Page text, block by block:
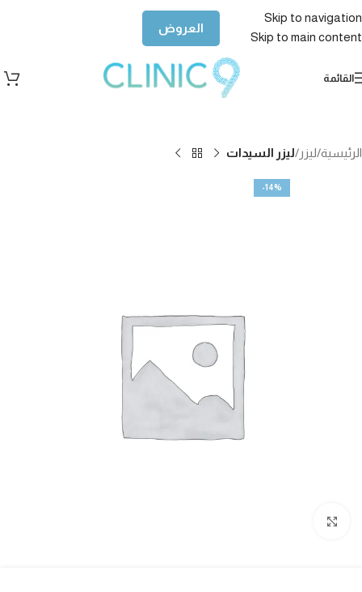
Skip to navigation
Skip to main content
العروض
القائمة
الرئيسية ليزر ليزر السيدات
-14%